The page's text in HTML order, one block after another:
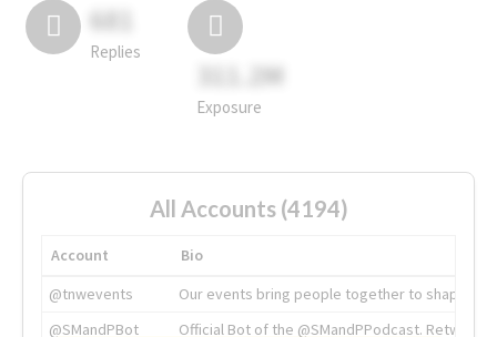
681
Replies
311.2M
Exposure
All Accounts (4194)
Account
Bio
@tnwevents
Our events bring people together to shape the
@SMandPBot
Official Bot of the @SMandPPodcast.